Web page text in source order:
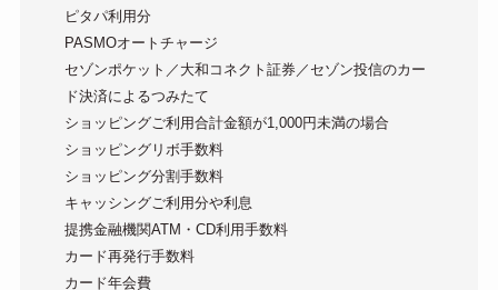
ピタパ利用分
PASMOオートチャージ
セゾンポケット／大和コネクト証券／セゾン投信のカー
ド決済によるつみたて
ショッピングご利用合計金額が1,000円未満の場合
ショッピングリボ手数料
ショッピング分割手数料
キャッシングご利用分や利息
提携金融機関ATM・CD利用手数料
カード再発行手数料
カード年会費